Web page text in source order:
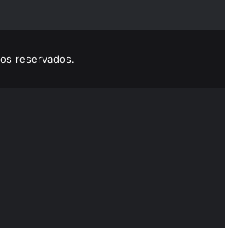
reservados.